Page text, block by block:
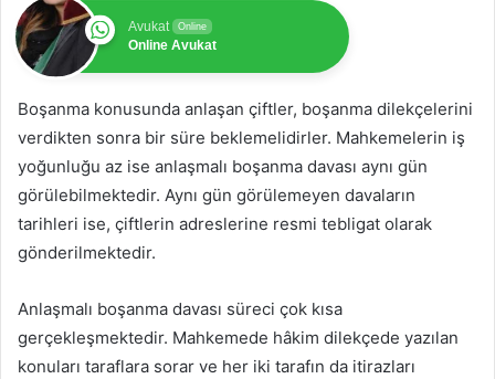
Avukat Online
Online Avukat
Boşanma konusunda anlaşan çiftler, boşanma dilekçelerini
verdikten sonra bir süre beklemelidirler. Mahkemelerin iş
yoğunluğu az ise anlaşmalı boşanma davası aynı gün
görülebilmektedir. Aynı gün görülemeyen davaların
tarihleri ise, çiftlerin adreslerine resmi tebligat olarak
gönderilmektedir.
Anlaşmalı boşanma davası süreci çok kısa
gerçekleşmektedir. Mahkemede hâkim dilekçede yazılan
konuları taraflara sorar ve her iki tarafın da itirazları